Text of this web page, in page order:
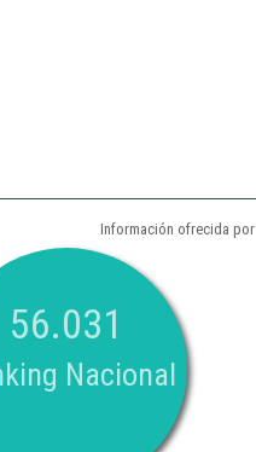
Información ofrecida por
56.031
Nacional